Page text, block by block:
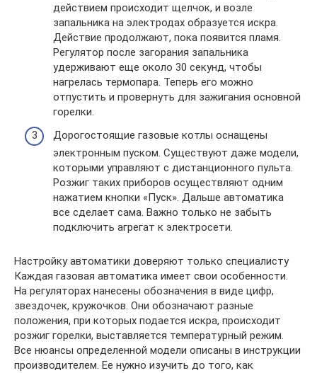
действием происходит щелчок, и возле
запальника на электродах образуется искра.
Действие продолжают, пока появится пламя.
Регулятор после загорания запальника
удерживают еще около 30 секунд, чтобы
нагрелась термопара. Теперь его можно
отпустить и провернуть для зажигания основной
горелки.
Дорогостоящие газовые котлы оснащены
электронным пуском. Существуют даже модели,
которыми управляют с дистанционного пульта.
Розжиг таких приборов осуществляют одним
нажатием кнопки «Пуск». Дальше автоматика
все сделает сама. Важно только не забыть
подключить агрегат к электросети.
Настройку автоматики доверяют только специалисту
Каждая газовая автоматика имеет свои особенности.
На регуляторах нанесены обозначения в виде цифр,
звездочек, кружочков. Они обозначают разные
положения, при которых подается искра, происходит
розжиг горелки, выставляется температурный режим.
Все нюансы определенной модели описаны в инструкции
производителем. Ее нужно изучить до того, как